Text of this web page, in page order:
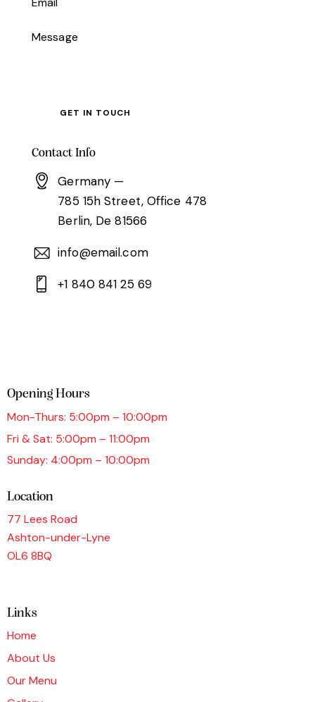
Contact Info
Germany —
785 15h Street, Office 478
Berlin, De 81566
info@email.com
+1 840 841 25 69
Opening Hours
Mon-Thurs: 5:00pm – 10:00pm
Fri & Sat: 5:00pm – 11:00pm
Sunday: 4:00pm – 10:00pm
Location
77 Lees Road
Ashton-under-Lyne
OL6 8BQ
Links
Home
About Us
Our Menu